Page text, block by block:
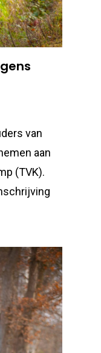
van
aan
(TVK).